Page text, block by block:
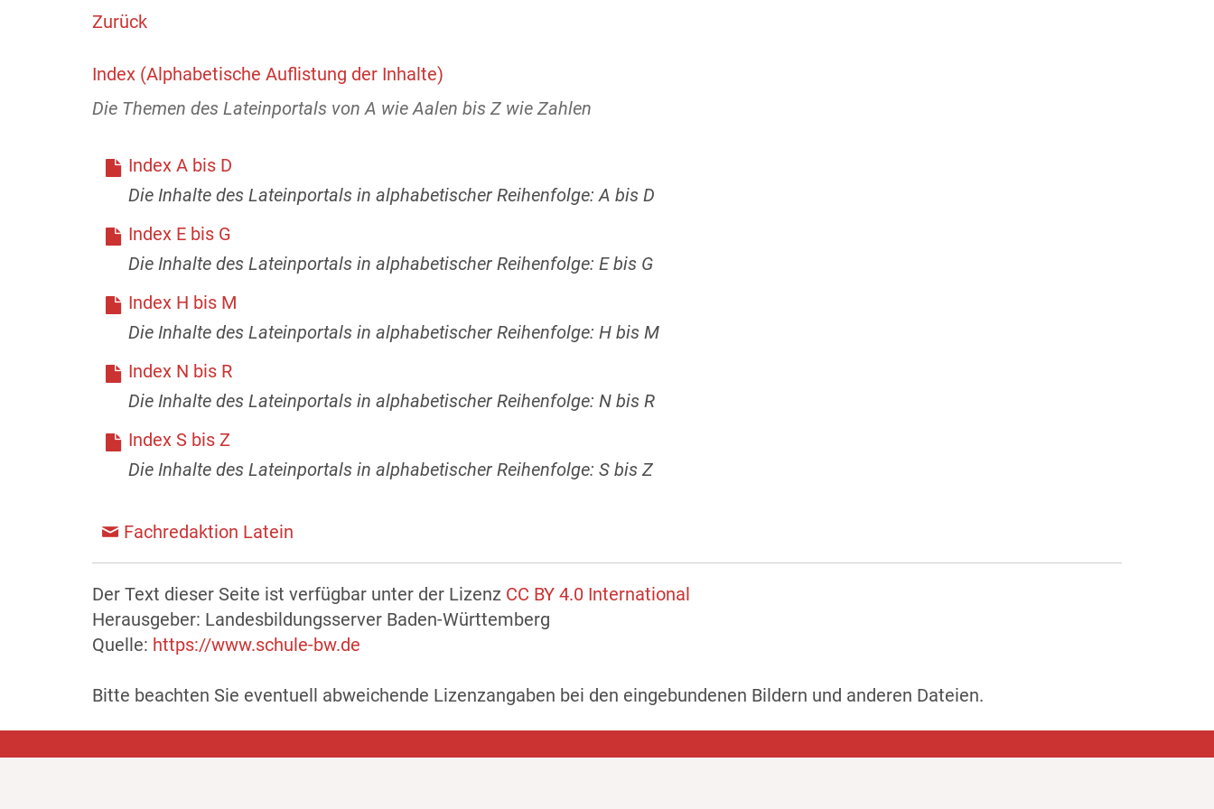
Zurück
Index (Alphabetische Auflistung der Inhalte)
Die Themen des Lateinportals von A wie Aalen bis Z wie Zahlen
Index A bis D
Die Inhalte des Lateinportals in alphabetischer Reihenfolge: A bis D
Index E bis G
Die Inhalte des Lateinportals in alphabetischer Reihenfolge: E bis G
Index H bis M
Die Inhalte des Lateinportals in alphabetischer Reihenfolge: H bis M
Index N bis R
Die Inhalte des Lateinportals in alphabetischer Reihenfolge: N bis R
Index S bis Z
Die Inhalte des Lateinportals in alphabetischer Reihenfolge: S bis Z
Fachredaktion Latein
Der Text dieser Seite ist verfügbar unter der Lizenz CC BY 4.0 International
Herausgeber: Landesbildungsserver Baden-Württemberg
Quelle: https://www.schule-bw.de
Bitte beachten Sie eventuell abweichende Lizenzangaben bei den eingebundenen Bildern und anderen Dateien.